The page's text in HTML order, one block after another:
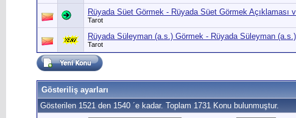
Rüyada Süet Görmek - Rüyada Süet Görmek Açıklaması
Tarot
Rüyada Süleyman (a.s.) Görmek - Rüyada Süleyman
Tarot
Gösteriliş ayarları
Gösterilen 1521 den 1540 ´e kadar. Toplam 1731 Konu bulunmuştur.